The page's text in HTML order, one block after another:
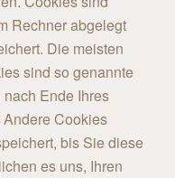
Rechner abgelegt
Die meisten
sind so genannte
nach Ende Ihres
Cookies
bis Sie diese
es uns, Ihren